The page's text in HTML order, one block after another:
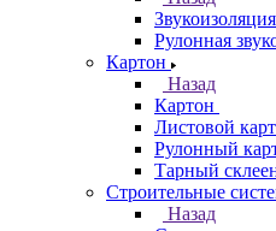
Звукоизоляция
Рулонная
Картон
Назад
Картон
Листовой
Рулонный
Тарный
Строительные
Назад